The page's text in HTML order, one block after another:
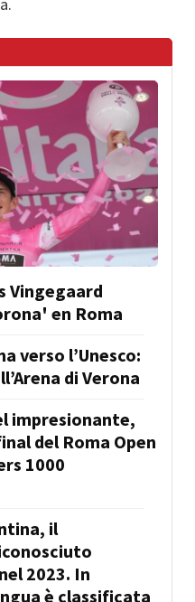
Vingegaard
en Roma
verso l’Unesco:
di Verona
impresionante,
del Roma Open
1000
il
2023. In
è classificata